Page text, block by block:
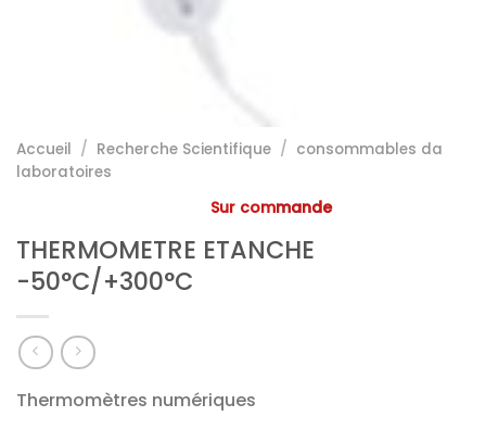
Accueil / Recherche Scientifique / consommables da
laboratoires
Sur commande
THERMOMETRE ETANCHE
-50°C/+300°C
Thermomètres numériques